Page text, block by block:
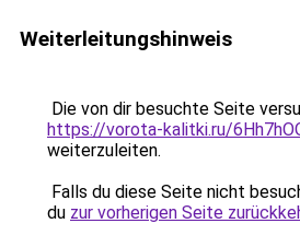
Weiterleitungshinweis
Die von dir besuchte Seite
https://vorota-kalitki.ru/
weiterzuleiten.
Falls du diese Seite nicht
du zur vorherigen Seite